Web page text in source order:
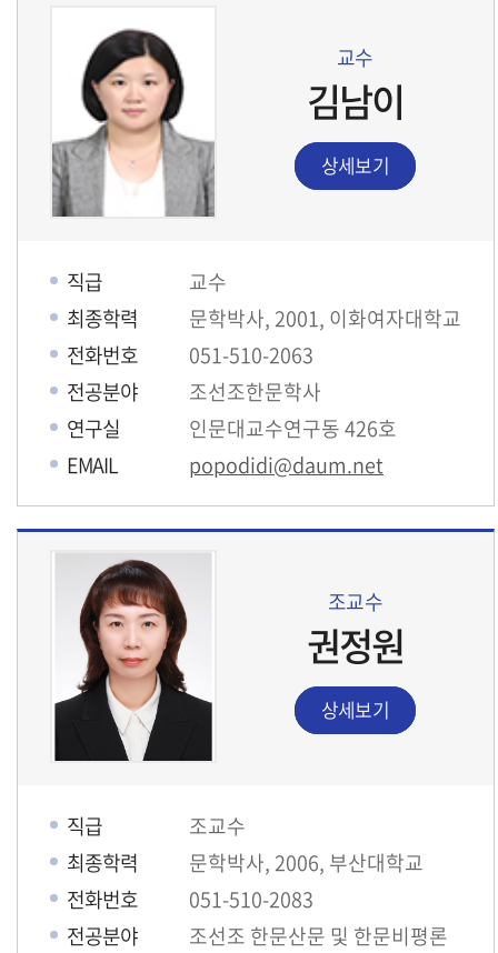
교수
김남이
상세보기
직급
교수
최종학력
문학박사, 2001, 이화여자대학교
전화번호
051-510-2063
전공분야
조선조한문학사
연구실
인문대교수연구동 426호
EMAIL
popodidi@daum.net
조교수
권정원
상세보기
직급
조교수
최종학력
문학박사, 2006, 부산대학교
전화번호
051-510-2083
전공분야
조선조 한문산문 및 한문비평론